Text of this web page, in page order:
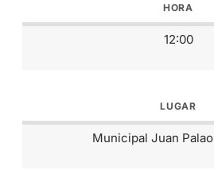
HORA
12:00
LUGAR
Municipal Juan